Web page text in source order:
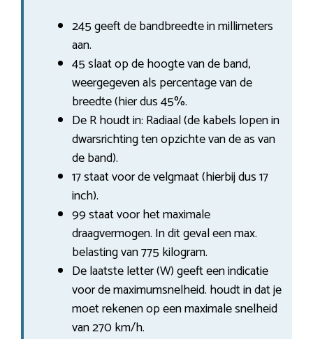
245 geeft de bandbreedte in millimeters
aan.
45 slaat op de hoogte van de band,
weergegeven als percentage van de
breedte (hier dus 45%.
De R houdt in: Radiaal (de kabels lopen in
dwarsrichting ten opzichte van de as van
de band).
17 staat voor de velgmaat (hierbij dus 17
inch).
99 staat voor het maximale
draagvermogen. In dit geval een max.
belasting van 775 kilogram.
De laatste letter (W) geeft een indicatie
voor de maximumsnelheid. houdt in dat je
moet rekenen op een maximale snelheid
van 270 km/h.